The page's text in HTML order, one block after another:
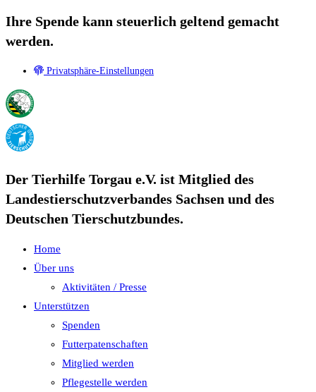
Ihre Spende kann steuerlich geltend gemacht
werden.
Privatsphäre-Einstellungen
Der Tierhilfe Torgau e.V. ist Mitglied des
Landestierschutzverbandes Sachsen und des
Deutschen Tierschutzbundes.
Home
Über uns
Aktivitäten / Presse
Unterstützen
Spenden
Futterpatenschaften
Mitglied werden
Pflegestelle werden